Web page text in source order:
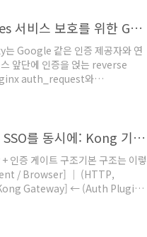
Kubernetes 서비스 보호를 위한 Google 인증 게이트 (oauth2-proxy)
Google 같은 인증 제공자와 연
앞단에 인증을 얹는 reverse
auth_request와
annotation 방식 모두를
Google provider를 사용할 때
proxy의 callback 경로를
URI로 등록하는 방식이 기본 흐름
proxy로 Google 로그인 연동하
앞단 인증을 가장 깔끔하
왜 oauth2-proxy인가oauth2-
이션 자체에 로그인 로직을 넣지
API 보안과 SSO를 동시에: Kong 기반 엔터프라이즈 인증 아키텍처 설계 전략
인증 게이트 구조기본 구조는 이렇
/ Browser] │ (HTTP,
Gateway] ← (Auth Plugin /
/ Session Plugin) │ ├─
(로그인/로그아웃, 세션